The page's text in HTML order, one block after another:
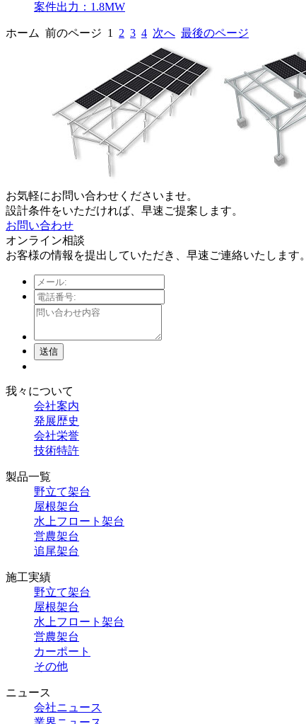
案件出力：1.8MW
ホーム 前のページ 1 2 3 4 次へ 最後のページ
お気軽にお問い合わせくださいませ。
設計条件をいただければ、早速ご提案します。
お問い合わせ
オンライン相談
お客様の情報を提出していただき、早速ご連絡いたします。
送信
我々について
会社案内
発展歴史
会社栄誉
技術特許
製品一覧
野立て架台
屋根架台
水上フロート架台
営農架台
追尾架台
施工実績
野立て架台
屋根架台
水上フロート架台
営農架台
カーポート
その他
ニュース
会社ニュース